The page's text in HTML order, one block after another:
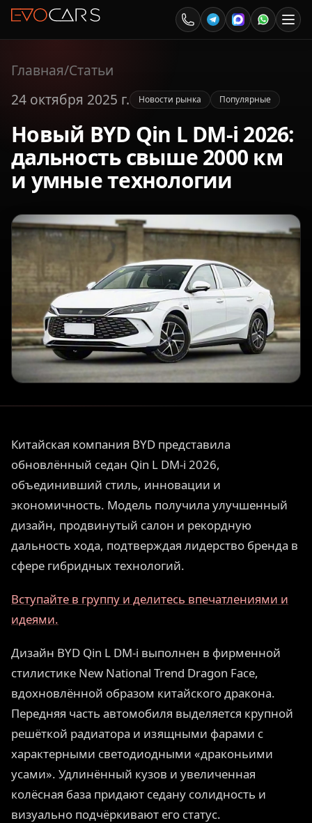
Главная/Статьи
24 октября 2025 г.
Новости рынка Популярные
Новый BYD Qin L DM-i 2026:
дальность свыше 2000 км
и умные технологии
Китайская компания BYD представила
обновлённый седан Qin L DM-i 2026,
объединивший стиль, инновации и
экономичность. Модель получила улучшенный
дизайн, продвинутый салон и рекордную
дальность хода, подтверждая лидерство бренда в
сфере гибридных технологий.
Вступайте в группу и делитесь впечатлениями и
идеями.
Дизайн BYD Qin L DM-i выполнен в фирменной
стилистике New National Trend Dragon Face,
вдохновлённой образом китайского дракона.
Передняя часть автомобиля выделяется крупной
решёткой радиатора и изящными фарами с
характерными светодиодными «драконьими
усами». Удлинённый кузов и увеличенная
колёсная база придают седану солидность и
визуально подчёркивают его статус.